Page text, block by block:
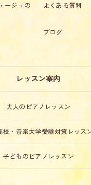
ージュの
よくある質問
ブログ
レッスン案内
大人のピアノレッスン
校・音楽大学受験対策レッス
子どものピアノレッスン